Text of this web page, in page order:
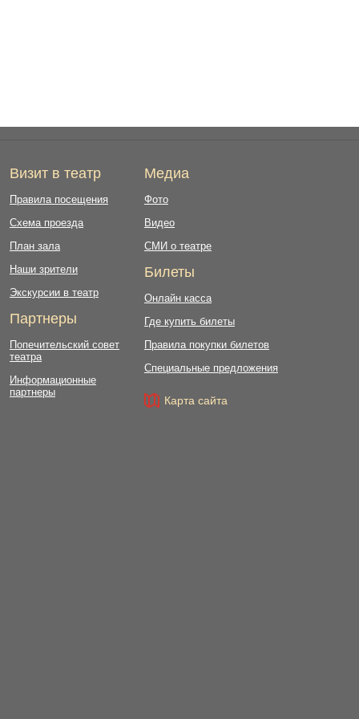
Визит в театр
Правила посещения
Схема проезда
План зала
Наши зрители
Экскурсии в театр
Партнеры
Попечительский совет
театра
Информационные
партнеры
Медиа
Фото
Видео
СМИ о театре
Билеты
Онлайн касса
Где купить билеты
Правила покупки билетов
Специальные предложения
Карта сайта